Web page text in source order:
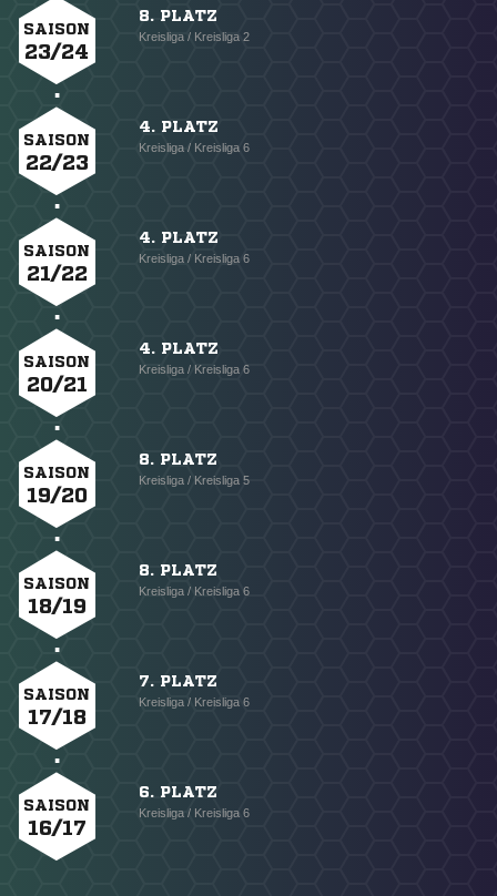
SAISON
23/24
8. PLATZ
Kreisliga / Kreisliga 2
SAISON
22/23
4. PLATZ
Kreisliga / Kreisliga 6
SAISON
21/22
4. PLATZ
Kreisliga / Kreisliga 6
SAISON
20/21
4. PLATZ
Kreisliga / Kreisliga 6
SAISON
19/20
8. PLATZ
Kreisliga / Kreisliga 5
SAISON
18/19
8. PLATZ
Kreisliga / Kreisliga 6
SAISON
17/18
7. PLATZ
Kreisliga / Kreisliga 6
SAISON
16/17
6. PLATZ
Kreisliga / Kreisliga 6